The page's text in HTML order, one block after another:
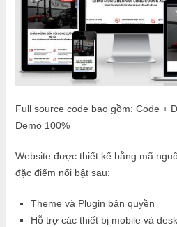
Full source code bao gồm: Code +
Demo 100%
Website được thiết kế bằng mã
đặc điểm nổi bật sau:
Theme và Plugin bản quyền
Hỗ trợ các thiết bị mobile và